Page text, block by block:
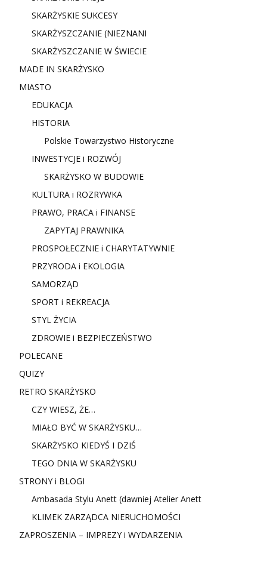
SKARŻYSKIE SUKCESY
SKARŻYSZCZANIE (NIEZNANI
SKARŻYSZCZANIE W ŚWIECIE
MADE IN SKARŻYSKO
MIASTO
EDUKACJA
HISTORIA
Polskie Towarzystwo Historyczne
INWESTYCJE i ROZWÓJ
SKARŻYSKO W BUDOWIE
KULTURA i ROZRYWKA
PRAWO, PRACA i FINANSE
ZAPYTAJ PRAWNIKA
PROSPOŁECZNIE i CHARYTATYWNIE
PRZYRODA i EKOLOGIA
SAMORZĄD
SPORT i REKREACJA
STYL ŻYCIA
ZDROWIE i BEZPIECZEŃSTWO
POLECANE
QUIZY
RETRO SKARŻYSKO
CZY WIESZ, ŻE…
MIAŁO BYĆ W SKARŻYSKU…
SKARŻYSKO KIEDYŚ I DZIŚ
TEGO DNIA W SKARŻYSKU
STRONY i BLOGI
Ambasada Stylu Anett (dawniej Atelier Anett
KLIMEK ZARZĄDCA NIERUCHOMOŚCI
ZAPROSZENIA – IMPREZY i WYDARZENIA